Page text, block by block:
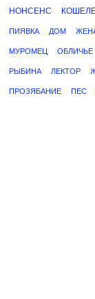
НОНСЕНС
ПИЯВКА ДОМ
МУРОМЕЦ ОБЛИЧЬЕ
РЫБИНА ЛЕКТОР
ПРОЗЯБАНИЕ ПЕС